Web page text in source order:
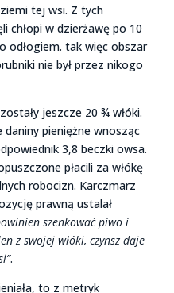
tej wsi. Z tych
chłopi w dzierżawę po 10
odłogiem. tak więc obszar
nie był przez nikogo
jeszcze 20 ¾ włóki.
daniny pieniężne wnosząc
3,8 beczki owsa.
płacili za włókę
robocizn. Karczmarz
prawną ustalał
szenkować piwo i
z swojej włóki, czynsz daje
.
to z metryk